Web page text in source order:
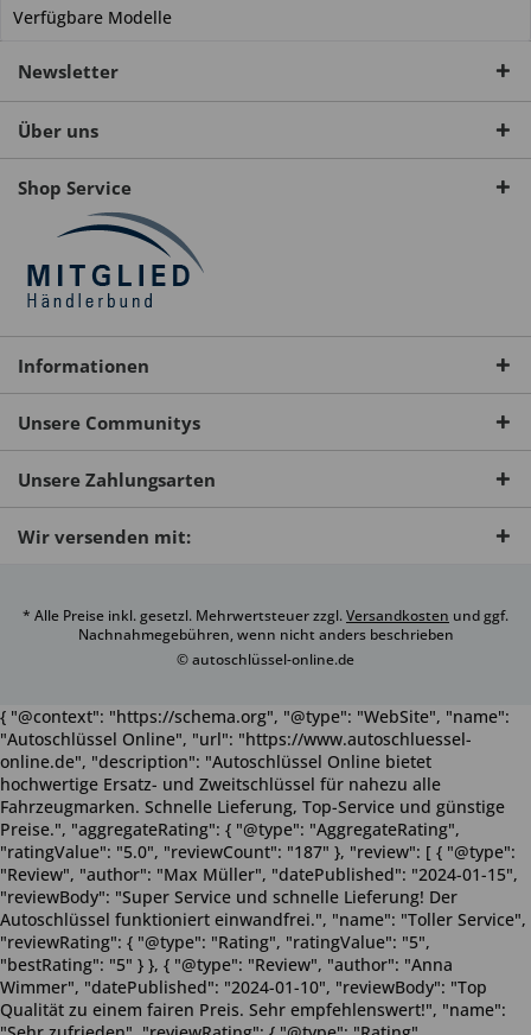
Verfügbare Modelle
Newsletter
Über uns
Shop Service
Informationen
Unsere Communitys
Unsere Zahlungsarten
Wir versenden mit:
* Alle Preise inkl. gesetzl. Mehrwertsteuer zzgl.Versandkosten und ggf.
Nachnahmegebühren, wenn nicht anders beschrieben
© autoschlüssel-online.de
{ "@context": "https://schema.org", "@type": "WebSite", "name":
"Autoschlüssel Online", "url": "https://www.autoschluessel-
online.de", "description": "Autoschlüssel Online bietet
hochwertige Ersatz- und Zweitschlüssel für nahezu alle
Fahrzeugmarken. Schnelle Lieferung, Top-Service und günstige
Preise.", "aggregateRating": { "@type": "AggregateRating",
"ratingValue": "5.0", "reviewCount": "187" }, "review": [ { "@type":
"Review", "author": "Max Müller", "datePublished": "2024-01-15",
"reviewBody": "Super Service und schnelle Lieferung! Der
Autoschlüssel funktioniert einwandfrei.", "name": "Toller Service",
"reviewRating": { "@type": "Rating", "ratingValue": "5",
"bestRating": "5" } }, { "@type": "Review", "author": "Anna
Wimmer", "datePublished": "2024-01-10", "reviewBody": "Top
Qualität zu einem fairen Preis. Sehr empfehlenswert!", "name":